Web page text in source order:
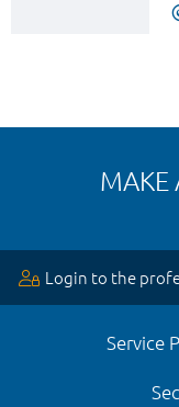
MAKE
Login to the
Service